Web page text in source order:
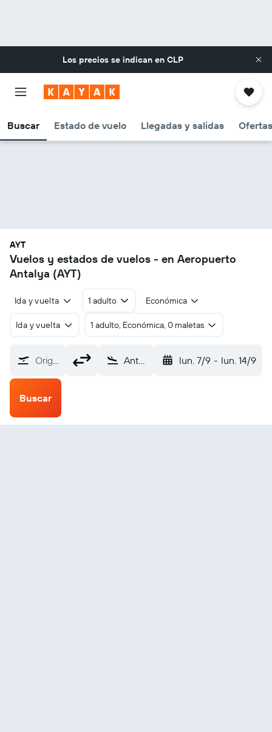
Los precios se indican en CLP
Buscar Estado de vuelo Llegadas y salidas Ofertas
AYT
Vuelos y estados de vuelos - en Aeropuerto
Antalya (AYT)
Ida y vuelta 1 adulto Económica
Ida y vuelta 1 adulto, Económica, 0 maletas
Origen Antalya (AYT) lun. 7/9 - lun. 14/9
Buscar